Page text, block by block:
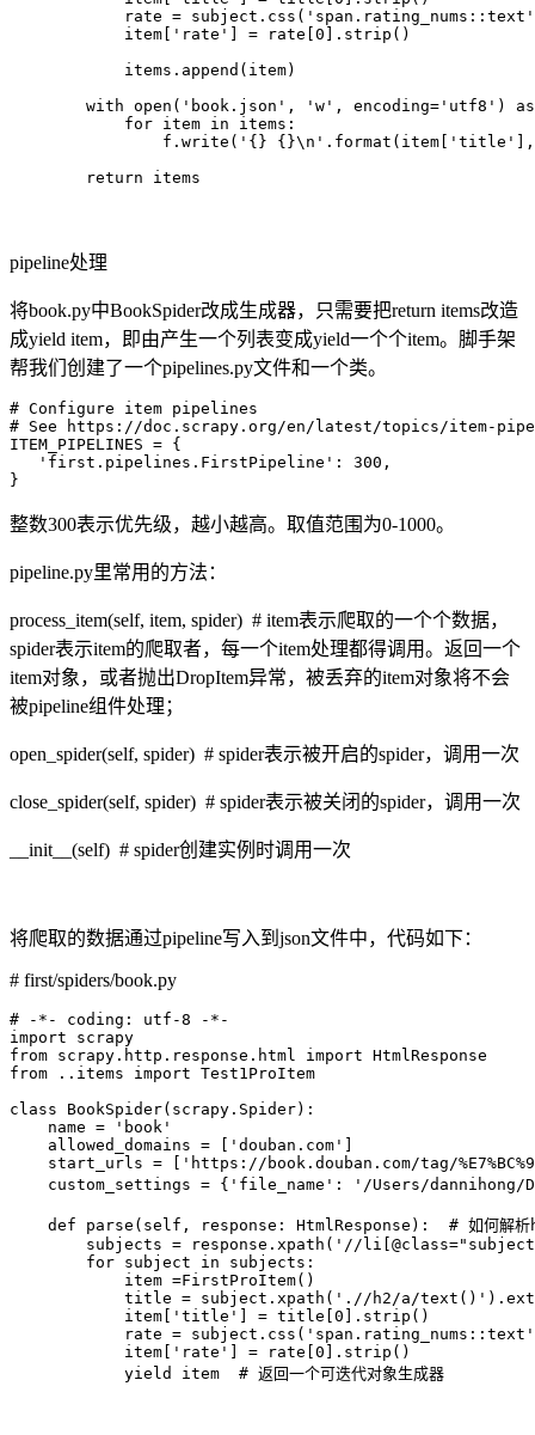
rate =
            item['rate'] = rate[0].strip()
            items.append(item)
with open('book.json', 'w', encoding='utf8')
            for item in items:
f.write('{}
        return items
pipeline处理
将book.py中BookSpider改成生成器，只需要把return items改造
成yield item，即由产生一个列表变成yield一个个item。脚手架
帮我们创建了一个pipelines.py文件和一个类。
# Configure item pipelines
# See https://doc.scrapy.org/en/latest/topics/item-
ITEM_PIPELINES = {
   'first.pipelines.FirstPipeline': 300,
}
整数300表示优先级，越小越高。取值范围为0-1000。
pipeline.py里常用的方法：
process_item(self, item, spider) # item表示爬取的一个个数据，
spider表示item的爬取者，每一个item处理都得调用。返回一个
item对象，或者抛出DropItem异常，被丢弃的item对象将不会
被pipeline组件处理；
open_spider(self, spider) # spider表示被开启的spider，调用一次
close_spider(self, spider) # spider表示被关闭的spider，调用一次
__init__(self) # spider创建实例时调用一次
将爬取的数据通过pipeline写入到json文件中，代码如下：
# first/spiders/book.py
# -*- coding: utf-8 -*-
import scrapy
from scrapy.http.response.html import HtmlResponse
from ..items import Test1ProItem
class BookSpider(scrapy.Spider):
    name = 'book'
    allowed_domains = ['douban.com']
start_urls = ['https://book.douban.com/tag/
custom_settings = {'file_name': '/Users/dannihong/
def parse(self, response: HtmlResponse):  # 如何解析
subjects = response.xpath('//
        for subject in subjects:
            item =FirstProItem()
title = subject.xpath('.//h2/a/
            item['title'] = title[0].strip()
rate =
            item['rate'] = rate[0].strip()
            yield item  # 返回一个可迭代对象生成器